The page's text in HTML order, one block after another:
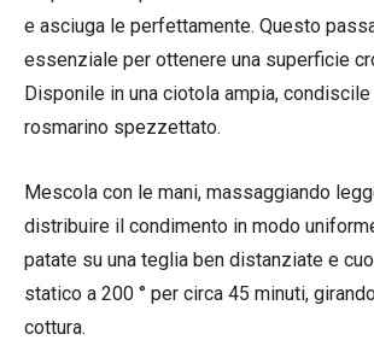
e asciuga le perfettamente. Questo
essenziale per ottenere una superficie
Disponile in una ciotola ampia,
rosmarino spezzettato.
Mescola con le mani, massaggiando
distribuire il condimento in modo
patate su una teglia ben distanziate e
statico a 200 ° per circa 45 minuti,
cottura.